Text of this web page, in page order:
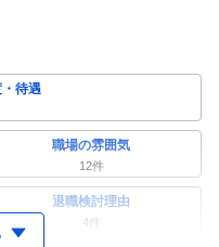
待遇
職場の雰囲気
12件
退職検討理由
4件